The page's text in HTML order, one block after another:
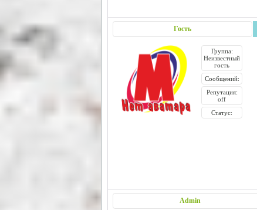
Гость
Группа:
Неизвестный
гость
Сообщений:
Репутация:
off
Статус:
Admin